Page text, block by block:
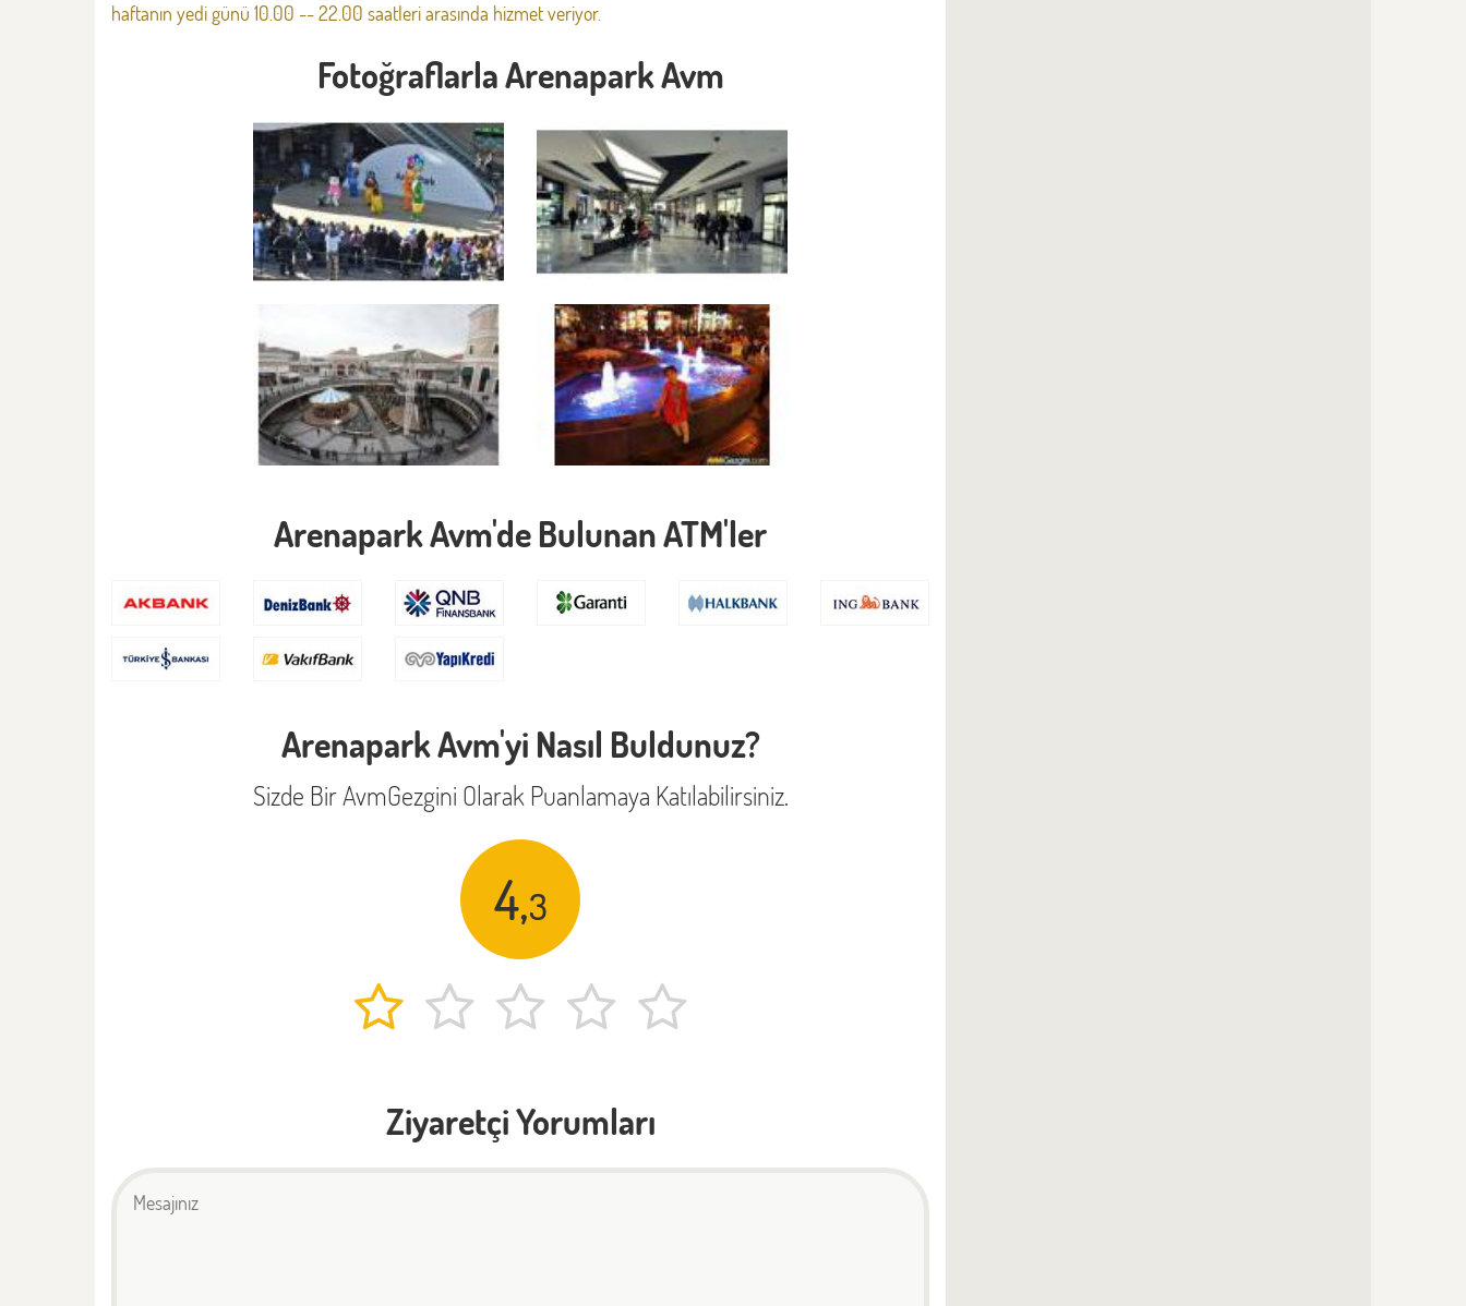
haftanın yedi günü 10.00 -- 22.00 saatleri arasında hizmet veriyor.
Fotoğraflarla Arenapark Avm
Arenapark Avm'de Bulunan ATM'ler
Arenapark Avm'yi Nasıl Buldunuz?
Sizde Bir AvmGezgini Olarak Puanlamaya Katılabilirsiniz.
4,3
Ziyaretçi Yorumları